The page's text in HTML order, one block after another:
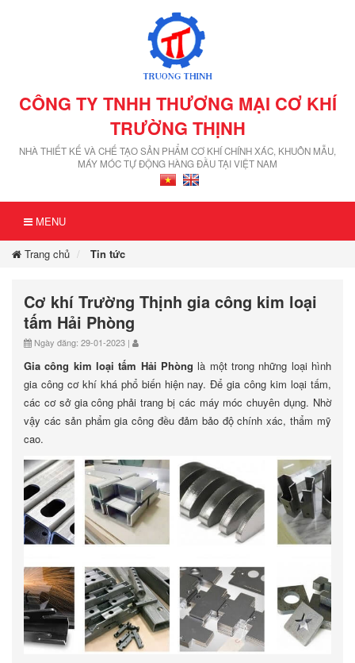
CÔNG TY TNHH THƯƠNG MẠI CƠ KHÍ
TRƯỜNG THỊNH
NHÀ THIẾT KẾ VÀ CHẾ TẠO SẢN PHẨM CƠ KHÍ CHÍNH XÁC, KHUÔN MẪU,
MÁY MÓC TỰ ĐỘNG HÀNG ĐẦU TẠI VIỆT NAM
MENU
Trang chủ Tin tức
Cơ khí Trường Thịnh gia công kim loại
tấm Hải Phòng
Ngày đăng: 29-01-2023 |
Gia công kim loại tấm Hải Phòng là một trong những loại hình
gia công cơ khí khá phổ biến hiện nay. Để gia công kim loại tấm,
các cơ sở gia công phải trang bị các máy móc chuyên dụng. Nhờ
vậy các sản phẩm gia công đều đảm bảo độ chính xác, thẩm mỹ
cao.